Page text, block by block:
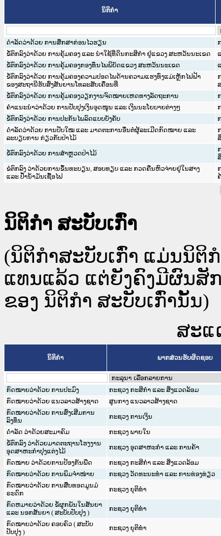
ນິຕິກໍາ
ດຳລັດວ່າດ້ວຍ ການສຶກສາກ່ອນໄວຮຽນ
ຂໍ້ຕົກລົງວ່າດ້ວຍ ການຄຸ້ມຄອງ ແລະ ນຳໃຊ້ທີ່ດິນກະສິກຳ ຢູ່ແຂວງ ສະຫວັນນະເຂດ
ຂໍ້ຕົກລົງວ່າດ້ວຍ ການຄຸ້ມຄອງກອງທຶນໄພພິບັດແຂວງ ສະຫວັນນະເຂດ
ຂໍ້ຕົກລົງວ່າດ້ວຍ ການຄຸ້ມຄອງຄວາມປອດໄພດ້ານຄວາມແຮງທົ່ງແມ່ເຫຼັກໄຟຟ້າ
ຂອງສະຖານີຮັບສົ່ງສັນຍານໂທລະສັບເຄື່ອນທີ່
ຂໍ້ຕົກລົງວ່າດ້ວຍ ການຄຸ້ມຄອງວຽກງານຈົດໝາຍເຫດທາງລັດຖະການ
ຄຳແນະນຳວ່າດ້ວຍ ການປັບປຸງເງິນອຸດໜູນ ແລະ ເງິນນະໂຍບາຍຕ່າງໆ
ຂໍ້ຕົກລົງວ່າດ້ວຍ ການປະກັນໄພລົດແບບບັງຄັບ
ດຳລັດວ່າດ້ວຍ ການປັບໃໝ ແລະ ມາດຕະການອື່ນຕໍ່ຜູ້ລະເມີດກົດໝາຍ ແລະ
ລະບຽບການ ກ່ຽວກັບປ່າໄມ້
ຂໍ້ຕົກລົງວ່າດ້ວຍ ການສຳຫຼວດປ່າໄມ້
ຂໍຕົກລົງ ວ່າດ້ວຍການຂຶ້ນທະບຽນ, ສອບທຽບ ແລະ ກວດຄືນຫົວຈ່າຍຢູ່ໃນສາງ
ແລະ ປ້ຳນ້ຳມັນເຊື້ອໄຟ
ນິຕິກໍາ ສະບັບເກົ່າ
(ນິຕິກໍາສະບັບເກົ່າ ແມ່ນນິຕິ
ແທນແລ້ວ ແຕ່ຍັງຄົງມີຜົນສັ
ຂອງ ນິຕິກໍາ ສະບັບເກົ່ານັ້ນ)
ສະແ
ນິຕິກໍາ ພາກສ່ວນຮັບຜິດຊອບ
ກົດໝາຍວ່າດ້ວຍ ການປະມົງ
ກະຊວງ ກະສິກຳ ແລະ ສິ່ງແວດລ້ອມ
ກົດໝາຍວ່າດ້ວຍ ແນວລາວສ້າງຊາດ
ສູນກາງ ແນວລາວສ້າງຊາດ
ກົດໝາຍວ່າດ້ວຍ ການສົ່ງເສີມການ
ລົງທຶນ
ກະຊວງ ການເງິນ
ດຳລັດ ວ່າດ້ວຍສະມາຄົມ
ກະຊວງ ພາຍໃນ
ຂໍ້ຕົກລົງ ວ່າດ້ວຍມາດຕະຖານໂຮງງານ
ອຸດສາຫະກຳປຸງແຕ່ງໄມ້
ກະຊວງ ອຸດສາຫະກຳ ແລະ ການຄ້າ
ກົດ​ໝາຍ ວ່າ​ດ້ວຍ​ການ​ປ້ອງ​ກັນ​ພືດ
ກະຊວງ ກະສິກຳ ແລະ ສິ່ງແວດລ້ອມ
ກົດໝາຍວ່າດ້ວຍ ການພິມຈຳໜ່າຍ
ກະຊວງ ວັດທະນະທຳ ແລະ ການທ່ອງທ່ຽວ
ກົດໝາຍວ່າດ້ວຍ ການສືບທອດມູນມໍ
ຣະດົກ
ກະຊວງ ຍຸຕິທໍາ
ກົດຫມາຍວ່າດ້ວຍ ຂໍ້ຜູກພັນໃນສັນຍາ
ແລະ ນອກສັນຍາ ( ສະບັບປັບປຸງ )
ກະຊວງ ຍຸຕິທໍາ
ກົດໝາຍວ່າດ້ວຍ ຄອບຄົວ ( ສະບັບ
ປັບປຸງ )
ກະຊວງ ຍຸຕິທໍາ